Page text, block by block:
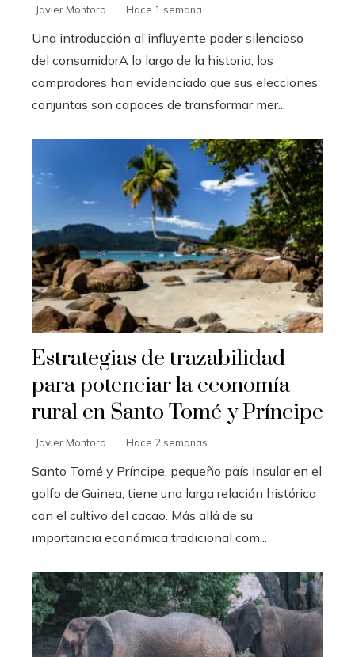
Javier Montoro Hace 1 semana
Una introducción al influyente poder silencioso
del consumidorA lo largo de la historia, los
compradores han evidenciado que sus elecciones
conjuntas son capaces de transformar mer...
Estrategias de trazabilidad
para potenciar la economía
rural en Santo Tomé y Príncipe
Javier Montoro Hace 2 semanas
Santo Tomé y Príncipe, pequeño país insular en el
golfo de Guinea, tiene una larga relación histórica
con el cultivo del cacao. Más allá de su
importancia económica tradicional com...